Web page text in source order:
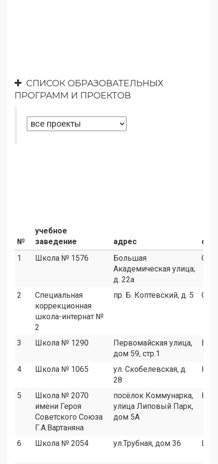
СПИСОК ОБРАЗОВАТЕЛЬНЫХ
ПРОГРАММ И ПРОЕКТОВ
№
учебное
заведение
адрес
1
Школа № 1576
Большая
Академическая улица,
д. 22а
САО
2
Специальная
коррекционная
школа-интернат №
2
пр. Б. Коптевский, д. 5 САО
3 Школа № 1290
Первомайская улица,
дом 59, стр.1
ВАО
4 Школа № 1065
ул. Скобелевская, д.
28
5
Школа № 2070
имени Героя
Советского Союза
Г.А.Вартаняна
посёлок Коммунарка,
улица Липовый Парк,
дом 5А
НАО
6 Школа № 2054 ул.Трубная, дом 36 ЦАО